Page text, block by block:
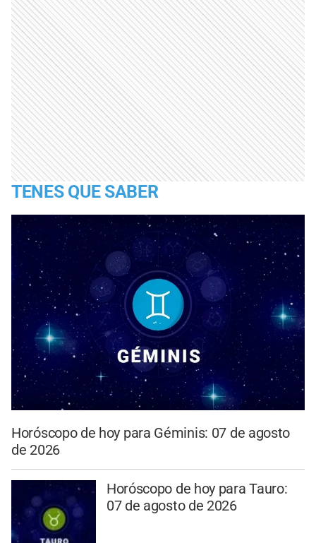
TENES QUE SABER
Horóscopo de hoy para Géminis: 07 de agosto
de 2026
Horóscopo de hoy para Tauro:
07 de agosto de 2026